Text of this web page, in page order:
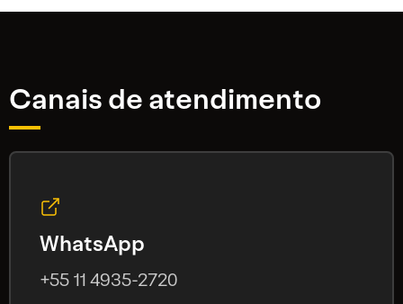
Canais de atendimento
WhatsApp
+55 11 4935-2720